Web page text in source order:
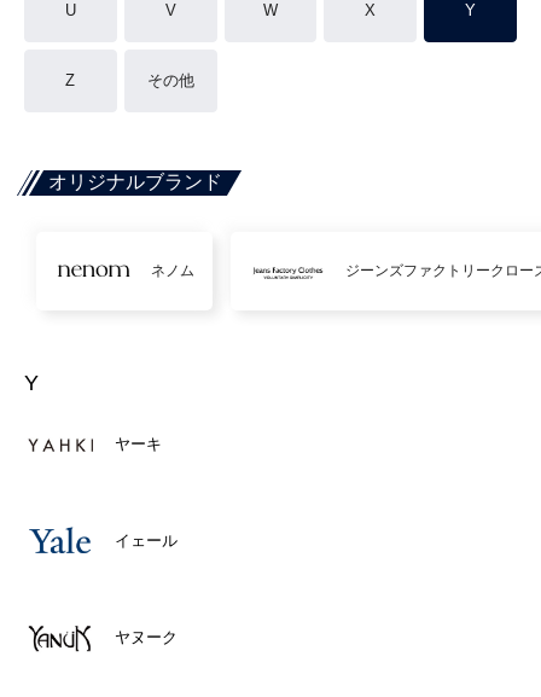
U V W X Y
Z その他
オリジナルブランド
ネノム ジーンズファクトリークロー
Y
ヤーキ
イェール
ヤヌーク